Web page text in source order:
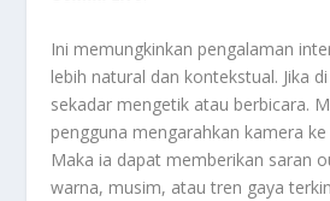
Ini memungkinkan pengalaman
lebih natural dan kontekstual. Jika
sekadar mengetik atau berbicara.
pengguna mengarahkan kamera
Maka ia dapat memberikan saran
warna, musim, atau tren gaya